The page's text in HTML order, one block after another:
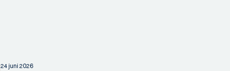
24 juni 2026